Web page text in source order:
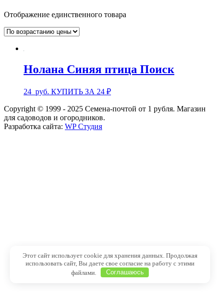
Отображение единственного товара
Нолана Синяя птица Поиск
24 руб. КУПИТЬ ЗА 24 ₽
Copyright © 1999 - 2025 Семена-почтой от 1 рубля. Магазин
для садоводов и огородников.
Разработка сайта: WP Студия
Этот сайт использует cookie для хранения данных. Продолжая
использовать сайт, Вы даете свое согласие на работу с этими
файлами.
Соглашаюсь